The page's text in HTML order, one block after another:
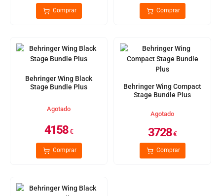
Comprar Comprar
Behringer Wing Black
Stage Bundle Plus
Agotado
4158€
Comprar
Behringer Wing Compact
Stage Bundle Plus
Agotado
3728€
Comprar